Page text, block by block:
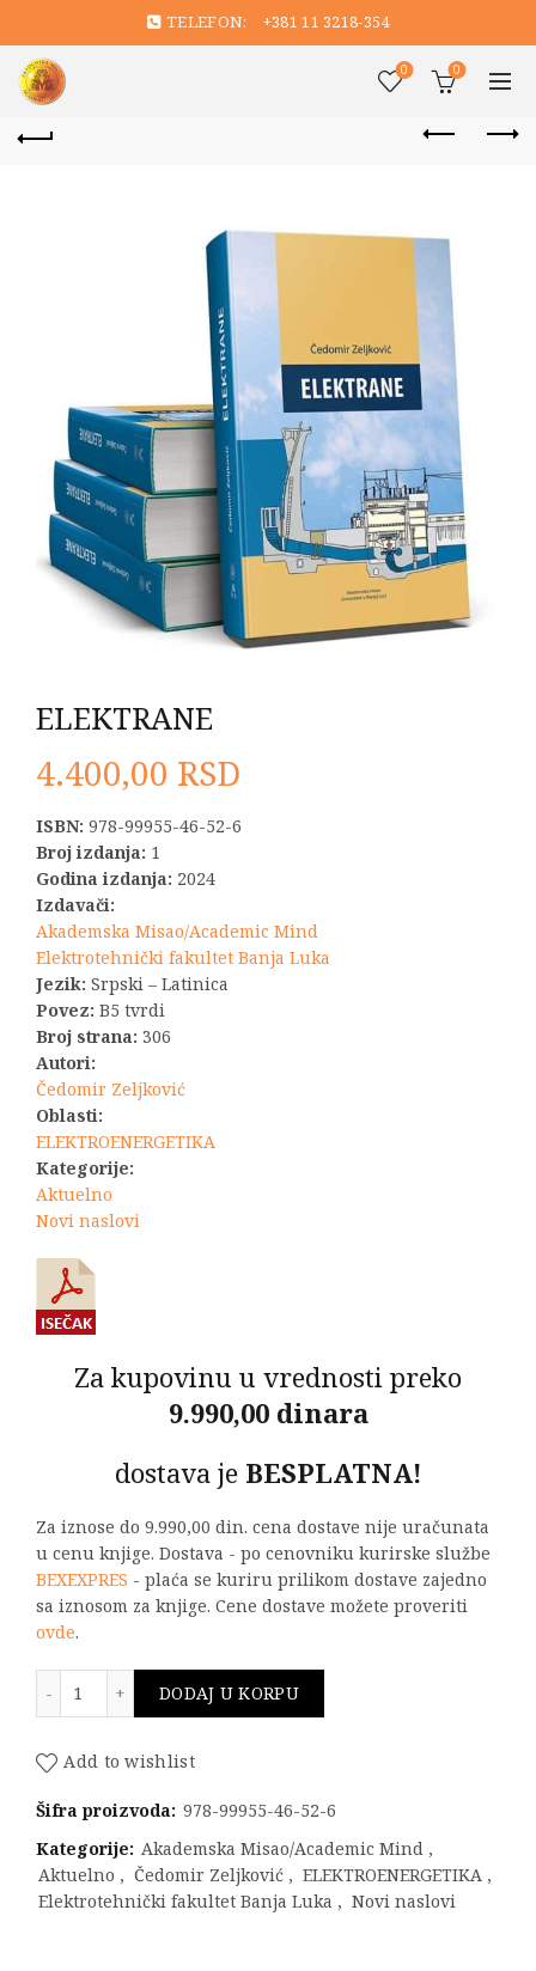
TELEFON: +381 11 3218-354
0 0
ELEKTRANE
4.400,00 RSD
ISBN: 978-99955-46-52-6
Broj izdanja: 1
Godina izdanja: 2024
Izdavači:
Akademska Misao/Academic Mind
Elektrotehnički fakultet Banja Luka
Jezik: Srpski – Latinica
Povez: B5 tvrdi
Broj strana: 306
Autori:
Čedomir Zeljković
Oblasti:
ELEKTROENERGETIKA
Kategorije:
Aktuelno
Novi naslovi
Za kupovinu u vrednosti preko
9.990,00 dinara
dostava je BESPLATNA!
Za iznose do 9.990,00 din. cena dostave nije uračunata
u cenu knjige. Dostava - po cenovniku kurirske službe
BEXEXPRES - plaća se kuriru prilikom dostave zajedno
sa iznosom za knjige. Cene dostave možete proveriti
ovde.
DODAJ U KORPU
Add to wishlist
Šifra proizvoda: 978-99955-46-52-6
Kategorije: Akademska Misao/Academic Mind ,
Aktuelno , Čedomir Zeljković , ELEKTROENERGETIKA ,
Elektrotehnički fakultet Banja Luka , Novi naslovi